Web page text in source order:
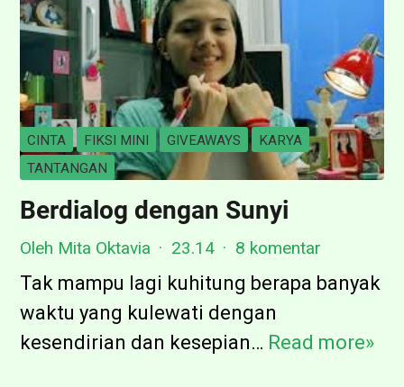
e
r
r
y
o
n
a
n
s
n
t
a
r
a
CINTA FIKSI MINI GIVEAWAYS
KARYA
TANTANGAN
Berdialog dengan Sunyi
Oleh Mita Oktavia 23.14 8 komentar
Tak mampu lagi kuhitung berapa banyak
waktu yang kulewati dengan
kesendirian dan kesepian… Read more»